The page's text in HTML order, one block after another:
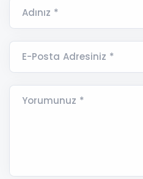
Adınız *
E-Posta Adresiniz *
Yorumunuz *